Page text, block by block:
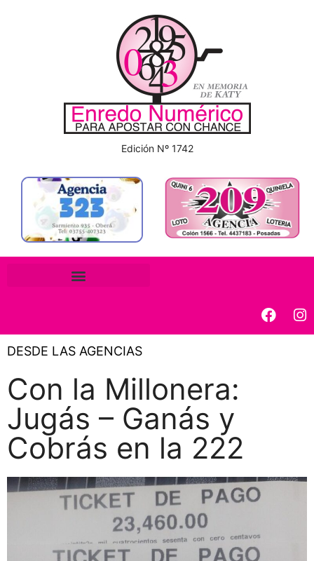
Edición Nº 1742
DESDE LAS AGENCIAS
Con la Millonera:
Jugás – Ganás y
Cobrás en la 222